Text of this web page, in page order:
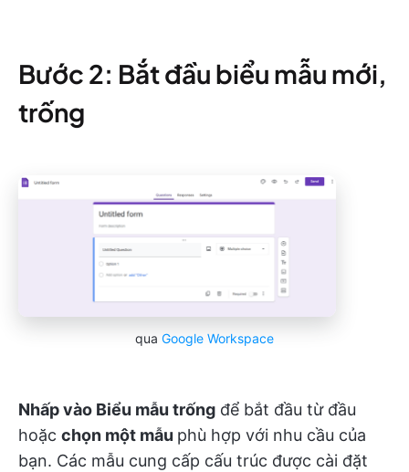
Bước 2: Bắt đầu biểu mẫu mới,
trống
qua Google Workspace
Nhấp vào Biểu mẫu trống để bắt đầu từ đầu
hoặc chọn một mẫu phù hợp với nhu cầu của
bạn. Các mẫu cung cấp cấu trúc được cài đặt